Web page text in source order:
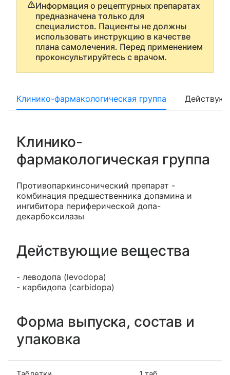
Информация о рецептурных препаратах
предназначена только для
специалистов. Пациенты не должны
использовать инструкцию в качестве
плана самолечения. Перед применением
проконсультируйтесь с врачом.
Клинико-фармакологическая группа
Клинико-
фармакологическая группа
Противопаркинсонический препарат -
комбинация предшественника допамина и
ингибитора периферической допа-
декарбоксилазы
Действующие вещества
- леводопа (levodopa)
- карбидопа (carbidopa)
Форма выпуска, состав и
упаковка